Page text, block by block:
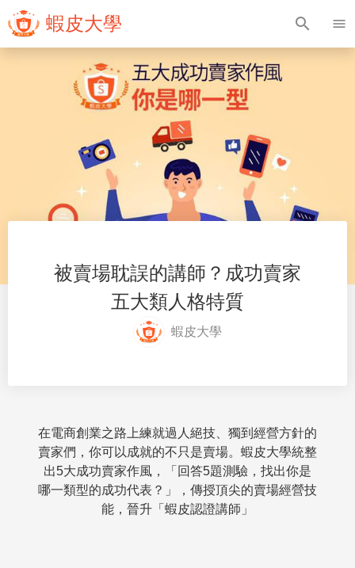
蝦皮大學 search menu
被賣場耽誤的講師？成功賣家
五大類人格特質
蝦皮大學
在電商創業之路上練就過人絕技、獨到經營方針的
賣家們，你可以成就的不只是賣場。蝦皮大學統整
出5大成功賣家作風，「回答5題測驗，找出你是
哪一類型的成功代表？」，傳授頂尖的賣場經營技
能，晉升「蝦皮認證講師」